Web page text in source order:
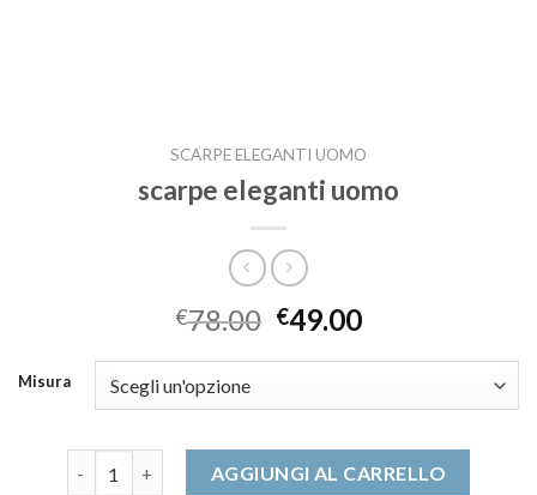
SCARPE ELEGANTI UOMO
scarpe eleganti uomo
€78.00 €49.00
Misura
scarpe eleganti uomo quantitàAGGIUNGI AL CARRELLO